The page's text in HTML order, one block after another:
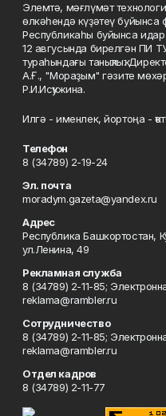
Элемтә, мәғлүмәт
өлкәһендә күҙәтеү буйынса
Республикаһы буйынса
12 авгусында бирелгән ПИ
тураһындағы таныҡлыҡ.
А.Ғ., "Мораҙым" гәзите
Р.И.Исҡужина.
Илгә - именлек, йортоңа - ҡот!
Телефон
8 (34789) 2-19-24
Эл. почта
moradym.gazeta@yandex.ru
Адрес
Республика Башкортостан,
ул.Ленина, 49
Рекламная служба
8 (34789) 2-11-85;
reklama@rambler.ru
Сотрудничество
8 (34789) 2-11-85;
reklama@rambler.ru
Отдел кадров
8 (34789) 2-11-77